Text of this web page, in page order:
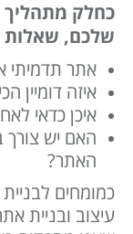
כחלק מתהליך
שלכם, שאלות
אתר תדמיתי
איזה דומיין
איכן כדאי
האם יש צורך
האתר?
כמומחים
עיצוב ובניית